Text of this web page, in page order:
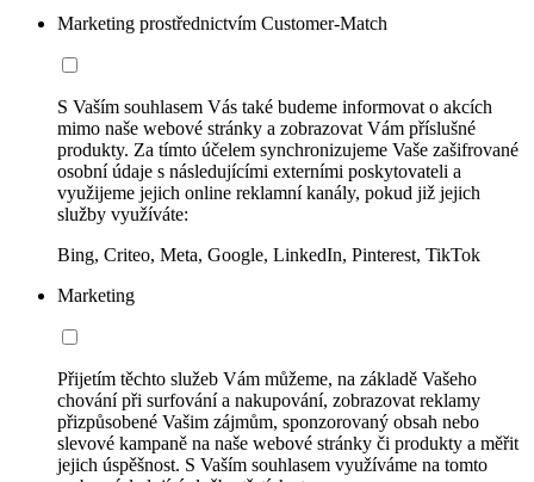
Marketing prostřednictvím Customer-Match
S Vaším souhlasem Vás také budeme informovat o akcích
mimo naše webové stránky a zobrazovat Vám příslušné
produkty. Za tímto účelem synchronizujeme Vaše zašifrované
osobní údaje s následujícími externími poskytovateli a
využijeme jejich online reklamní kanály, pokud již jejich
služby využíváte:
Bing, Criteo, Meta, Google, LinkedIn, Pinterest, TikTok
Marketing
Přijetím těchto služeb Vám můžeme, na základě Vašeho
chování při surfování a nakupování, zobrazovat reklamy
přizpůsobené Vašim zájmům, sponzorovaný obsah nebo
slevové kampaně na naše webové stránky či produkty a měřit
jejich úspěšnost. S Vaším souhlasem využíváme na tomto